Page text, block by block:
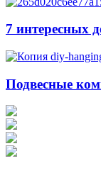
7 интересных
Подвесные